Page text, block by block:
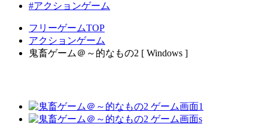
#アクションゲーム
フリーゲームTOP
アクションゲーム
鬼畜ゲーム＠～的なもの2 [ Windows ]